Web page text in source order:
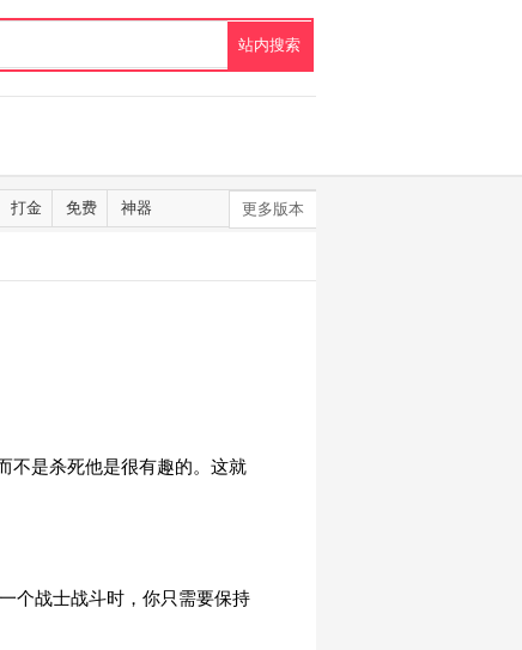
打金 免费 神器 更多版本
不是杀死他是很有趣的。这就
个战士战斗时，你只需要保持